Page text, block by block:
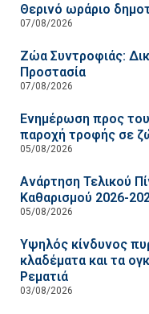
Θερινό ωράριο
07/08/2026
Ζώα Συντροφιάς:
Προστασία
07/08/2026
Ενημέρωση προς
παροχή τροφής σε
05/08/2026
Ανάρτηση Τελικού
Καθαρισμού 2026-
05/08/2026
Υψηλός κίνδυνος
κλαδέματα και τα
Ρεματιά
03/08/2026